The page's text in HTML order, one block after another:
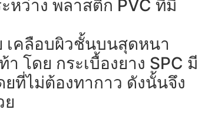
หว่าง พลาสติก PVC ที่มี
เคลือบผิวชั้นบนสุดหนา
โดย กระเบื้องยาง SPC มี
ที่ไม่ต้องทากาว ดังนั้นจึง
ย